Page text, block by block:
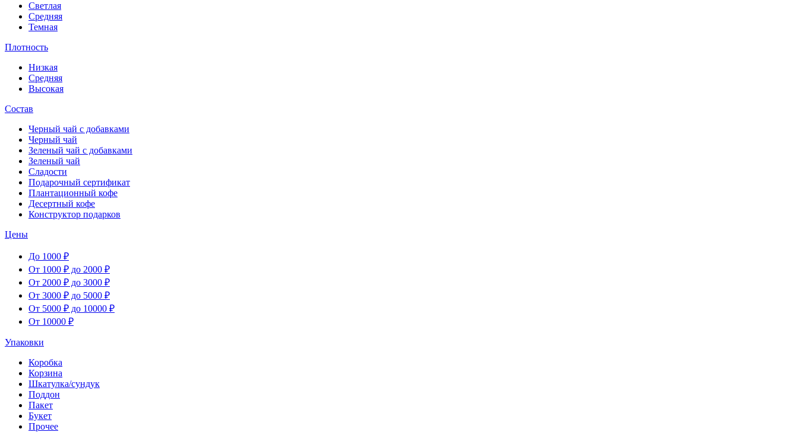
Светлая
Средняя
Темная
Плотность
Низкая
Средняя
Высокая
Состав
Черный чай с добавками
Черный чай
Зеленый чай с добавками
Зеленый чай
Сладости
Подарочный сертификат
Плантационный кофе
Десертный кофе
Конструктор подарков
Цены
До 1000 ₽
От 1000 ₽ до 2000 ₽
От 2000 ₽ до 3000 ₽
От 3000 ₽ до 5000 ₽
От 5000 ₽ до 10000 ₽
От 10000 ₽
Упаковки
Коробка
Корзина
Шкатулка/сундук
Поддон
Пакет
Букет
Прочее